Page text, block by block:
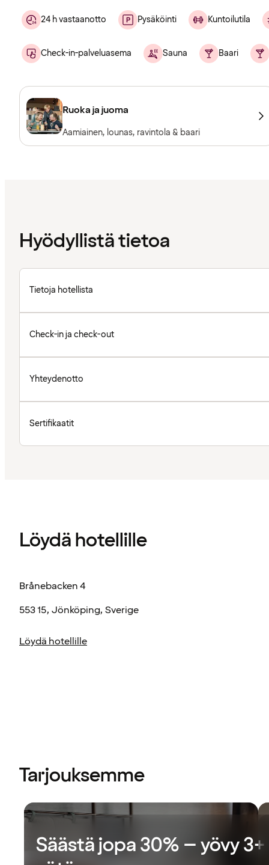
24 h vastaanotto Pysäköinti Kuntoilutila
Check-in-palveluasema Sauna Baari
Ruoka ja juoma
Aamiainen, lounas, ravintola & baari
Hyödyllistä tietoa
Tietoja hotellista
Check-in ja check-out
Yhteydenotto
Sertifikaatit
Löydä hotellille
Brånebacken 4
553 15, Jönköping, Sverige
Löydä hotellille
Tarjouksemme
Säästä jopa 30% – yövy 3+